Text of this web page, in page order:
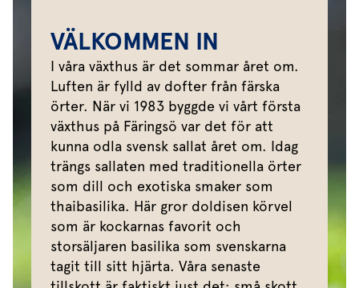
VÄLKOMMEN IN
I våra växthus är det sommar året om.
Luften är fylld av dofter från färska
örter. När vi 1983 byggde vi vårt första
växthus på Färingsö var det för att
kunna odla svensk sallat året om. Idag
trängs sallaten med traditionella örter
som dill och exotiska smaker som
thaibasilika. Här gror doldisen körvel
som är kockarnas favorit och
storsäljaren basilika som svenskarna
tagit till sitt hjärta. Våra senaste